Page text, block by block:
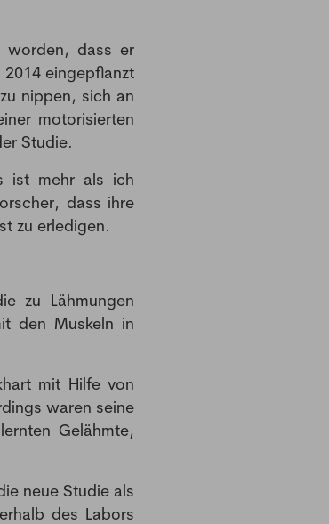
worden, dass er
eingepflanzt
nippen, sich an
motorisierten
Studie.
ist mehr als ich
dass ihre
zu erledigen.
zu Lähmungen
den Muskeln in
mit Hilfe von
waren seine
Gelähmte,
neue Studie als
des Labors